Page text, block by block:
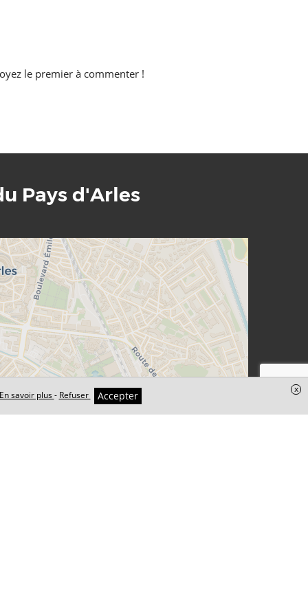
le premier à commenter !
Pays d'Arles
En savoir plus- Refuser Accepter
x